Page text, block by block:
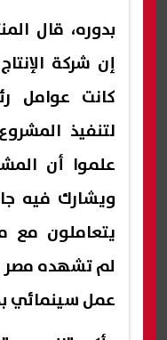
بدوره، قال
إن شركة
كانت عوامل
لتنفيذ
ويشارك فيه
يتعاملون
لم تشهده مصر
عمل سينمائي